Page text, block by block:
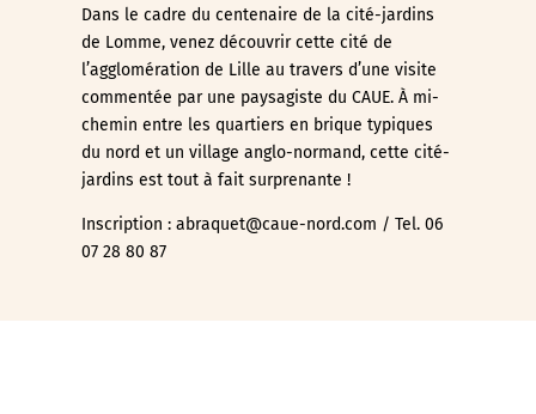
Dans le cadre du centenaire de la cité-jardins
de Lomme, venez découvrir cette cité de
l’agglomération de Lille au travers d’une visite
commentée par une paysagiste du CAUE. À mi-
chemin entre les quartiers en brique typiques
du nord et un village anglo-normand, cette cité-
jardins est tout à fait surprenante !
Inscription : abraquet@caue-nord.com / Tel. 06
07 28 80 87